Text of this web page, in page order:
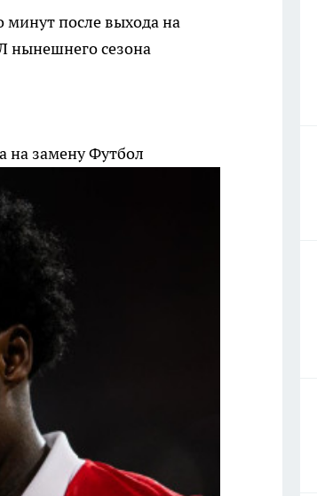
минут после выхода на
нынешнего сезона
на заменуФутбол